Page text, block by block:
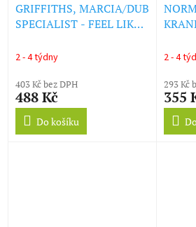
GRIFFITHS, MARCIA/DUB
SPECIALIST - FEEL LIKE
COLORED) (LP)
2 - 4 týdny
403 Kč bez DPH
488 Kč
Do košíku
2 - 4
293 Kč
355